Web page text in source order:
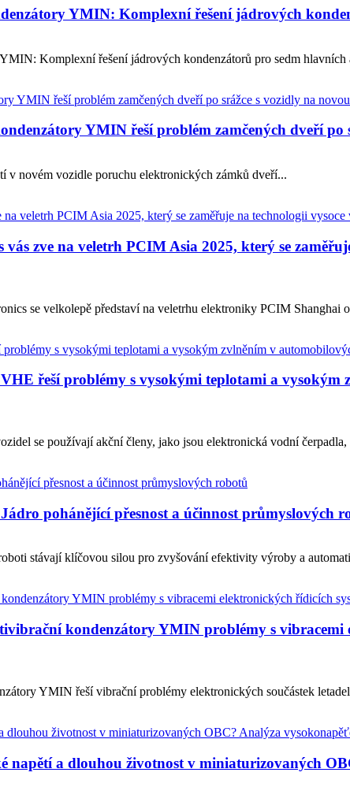
YMIN: Komplexní řešení jádrových
Komplexní řešení jádrových kondenzátorů pro sedm
YMIN řeší problém zamčených dveří po
v novém vozidle poruchu elektronických zámků dveří...
zve na veletrh PCIM Asia 2025, který se
se velkolepě představí na veletrhu elektroniky PCIM Shanghai
řeší problémy s vysokými teplotami a vysokým
se používají akční členy, jako jsou elektronická vodní
pohánějící přesnost a účinnost průmyslových
stávají klíčovou silou pro zvyšování efektivity výroby a
kondenzátory YMIN problémy s vibracemi
YMIN řeší vibrační problémy elektronických součástek
napětí a dlouhou životnost v miniaturizovaných